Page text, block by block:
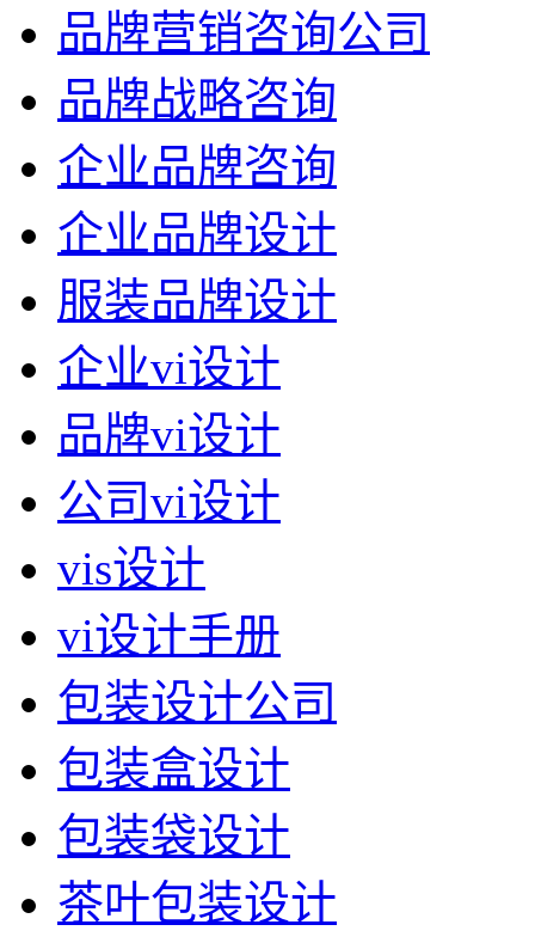
品牌营销咨询公司
品牌战略咨询
企业品牌咨询
企业品牌设计
服装品牌设计
企业vi设计
品牌vi设计
公司vi设计
vis设计
vi设计手册
包装设计公司
包装盒设计
包装袋设计
茶叶包装设计